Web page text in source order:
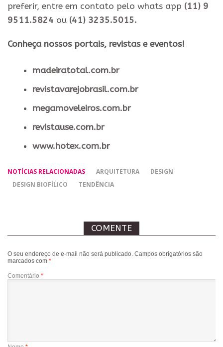
preferir, entre em contato pelo whats app (11) 9
9511.5824 ou (41) 3235.5015.
​Conheça nossos ​portais, revistas e eventos​!
madeiratotal.com.br
revistavarejobrasil.com.br
megamoveleiros.com.br
revistause.com.br
www.hotex.com.br
NOTÍCIAS RELACIONADAS ARQUITETURA
DESIGN
DESIGN BIOFÍLICO
TENDÊNCIA
COMENTE
O seu endereço de e-mail não será publicado. Campos obrigatórios são
marcados com *
Comentário *